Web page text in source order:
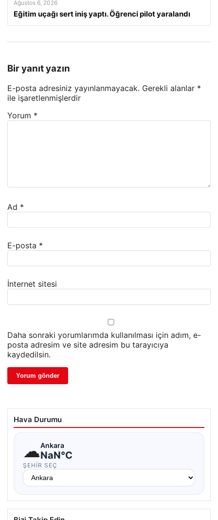
Ağustos 6, 2026
Eğitim uçağı sert iniş yaptı. Öğrenci pilot yaralandı
Bir yanıt yazın
E-posta adresiniz yayınlanmayacak. Gerekli alanlar *
ile işaretlenmişlerdir
Yorum *
Ad *
E-posta *
İnternet sitesi
Daha sonraki yorumlarımda kullanılması için adım, e-
posta adresim ve site adresim bu tarayıcıya
kaydedilsin.
Hava Durumu
☁Ankara
NaN°C
ŞEHIR SEÇ